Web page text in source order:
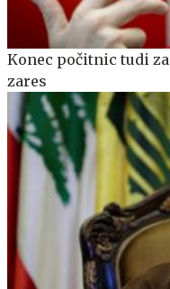
Konec počitnic tudi
zares